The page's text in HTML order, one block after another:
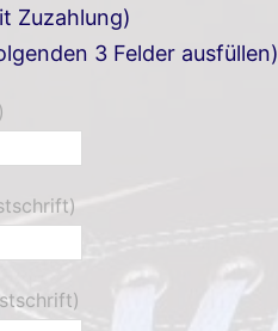
Zuzahlung)
3 Felder ausfüllen)